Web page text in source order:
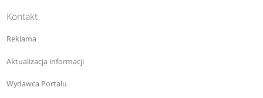
Kontakt
Reklama
Aktualizacja informacji
Wydawca Portalu